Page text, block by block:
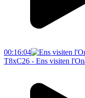
00:16:04
T8xC26 - Ens visiten